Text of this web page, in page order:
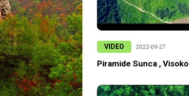
VIDEO 2022-09-27
Piramide Sunca , Visoko